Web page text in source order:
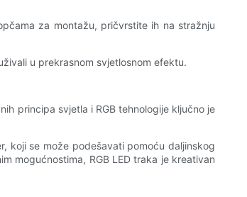
za montažu, pričvrstite ih na stražnju
u prekrasnom svjetlosnom efektu.
principa svjetla i RGB tehnologije ključno je
koji se može podešavati pomoću daljinskog
mogućnostima, RGB LED traka je kreativan